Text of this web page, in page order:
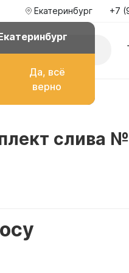
Екатеринбург
Да, всё
верно
+7
топлива
слива